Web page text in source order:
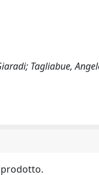
Tagliabue,
prodotto.